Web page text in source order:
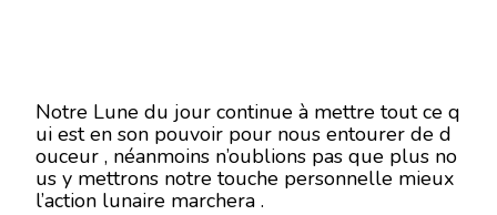
Notre Lune du jour continue à mettre tout ce q
ui est en son pouvoir pour nous entourer de d
ouceur , néanmoins n’oublions pas que plus no
us y mettrons notre touche personnelle mieux
l’action lunaire marchera .